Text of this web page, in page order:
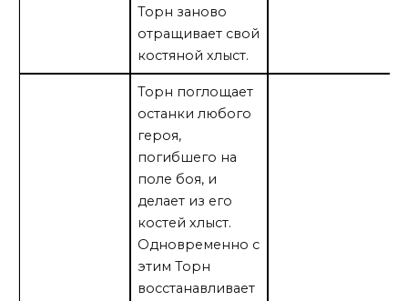
Торн заново
отращивает свой
костяной хлыст.
Торн поглощает
останки любого
героя,
погибшего на
поле боя, и
делает из его
костей хлыст.
Одновременно с
этим Торн
восстанавливает